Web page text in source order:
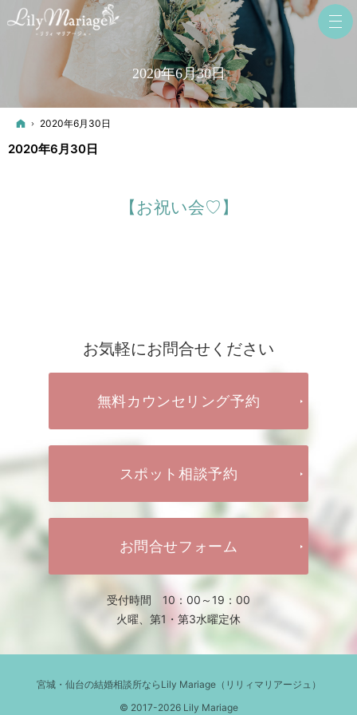
2020年6月30日
ホーム
2020年6月30日
2020年6月30日
【お祝い会♡】
お気軽にお問合せください
無料カウンセリング予約
スポット相談予約
お問合せフォーム
受付時間 10：00～19：00
火曜、第1・第3水曜定休
© 2017-2026 Lily Mariage
宮城・仙台の結婚相談所ならLily Mariage（リリィマリアージュ）